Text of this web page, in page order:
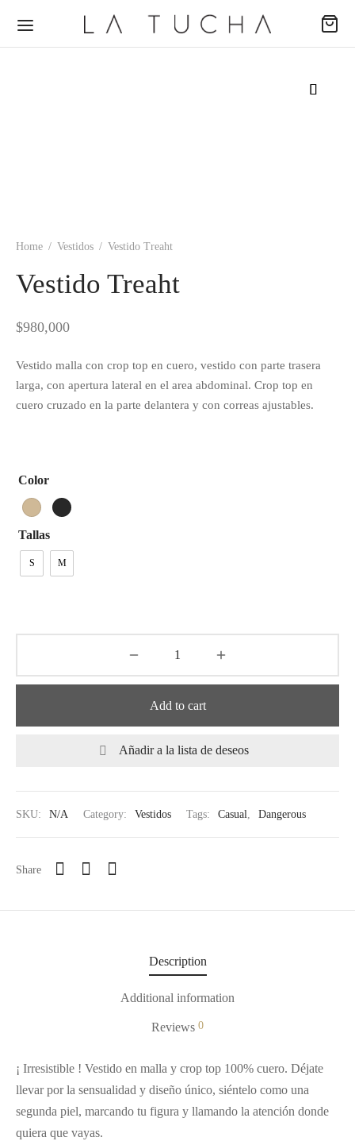
Home / Vestidos / Vestido Treaht
Vestido Treaht
$980,000
Vestido malla con crop top en cuero, vestido con parte trasera
larga, con apertura lateral en el area abdominal. Crop top en
cuero cruzado en la parte delantera y con correas ajustables.
Color
Tallas
S M
Add to cart
Añadir a la lista de deseos
SKU: N/A Category: Vestidos Tags: Casual Dangerous
Share
Description
Additional information
Reviews 0
¡ Irresistible ! Vestido en malla y crop top 100% cuero. Déjate
llevar por la sensualidad y diseño único, siéntelo como una
segunda piel, marcando tu figura y llamando la atención donde
quiera que vayas.
De Baño
Dreams